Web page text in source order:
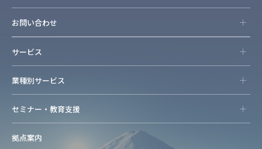
お問い合わせ
サービス
業種別サービス
セミナー・教育支援
拠点案内